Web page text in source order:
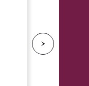
N
e
s
t
e
s
i
d
e